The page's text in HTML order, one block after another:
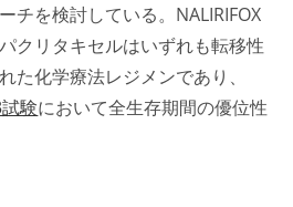
チを検討している。NALIRIFOX
クリタキセルはいずれも転移性
た化学療法レジメンであり、
験において全生存期間の優位性